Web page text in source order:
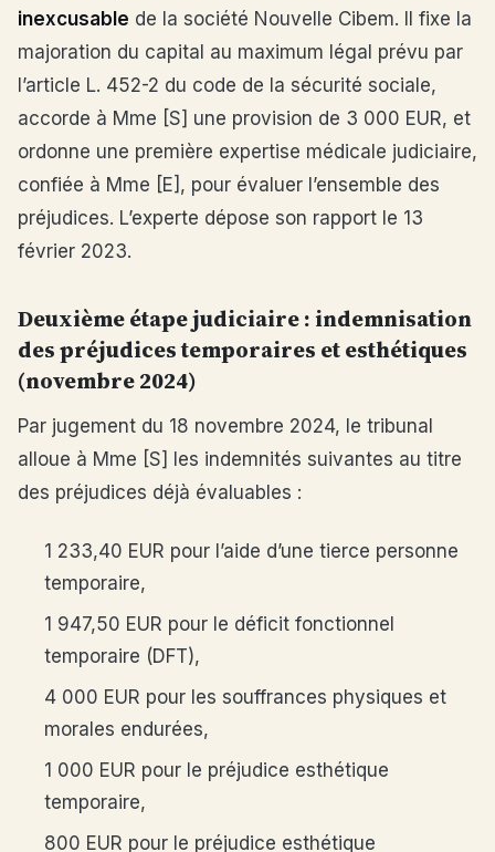
inexcusable de la société Nouvelle Cibem. Il fixe la
majoration du capital au maximum légal prévu par
l’article L. 452-2 du code de la sécurité sociale,
accorde à Mme [S] une provision de 3 000 EUR, et
ordonne une première expertise médicale judiciaire,
confiée à Mme [E], pour évaluer l’ensemble des
préjudices. L’experte dépose son rapport le 13
février 2023.
Deuxième étape judiciaire : indemnisation
des préjudices temporaires et esthétiques
(novembre 2024)
Par jugement du 18 novembre 2024, le tribunal
alloue à Mme [S] les indemnités suivantes au titre
des préjudices déjà évaluables :
1 233,40 EUR pour l’aide d’une tierce personne
temporaire,
1 947,50 EUR pour le déficit fonctionnel
temporaire (DFT),
4 000 EUR pour les souffrances physiques et
morales endurées,
1 000 EUR pour le préjudice esthétique
temporaire,
800 EUR pour le préjudice esthétique